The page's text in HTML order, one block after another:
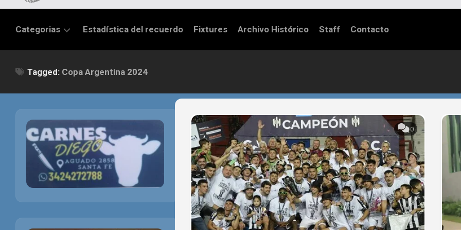
Categorias
SANTAFESINA
OTRAS
TORNEO
FEDERAL
NACIONAL
PRIMERA
INTERNACIONAL
Estadística del recuerdo Fixtures Archivo Histórico Staff Contacto
Tagged: Copa Argentina 2024
0